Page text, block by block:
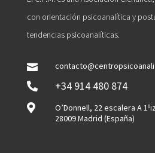
con orientación psicoanalítica y
tendencias psicoanalíticas.


+34 914 480 874

O’Donnell, 22 escalera A
28009 Madrid (España)